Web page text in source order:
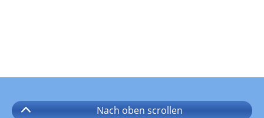
Nach oben scrollen